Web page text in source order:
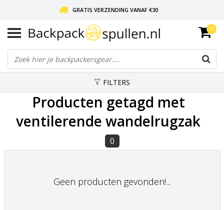
GRATIS VERZENDING VANAF €30
LIEFDE VOOR BACKPACKEN!
30 DAGEN GRATIS RETOUR
0
FILTERS
Producten getagd met
ventilerende wandelrugzak
0
Geen producten gevonden!...